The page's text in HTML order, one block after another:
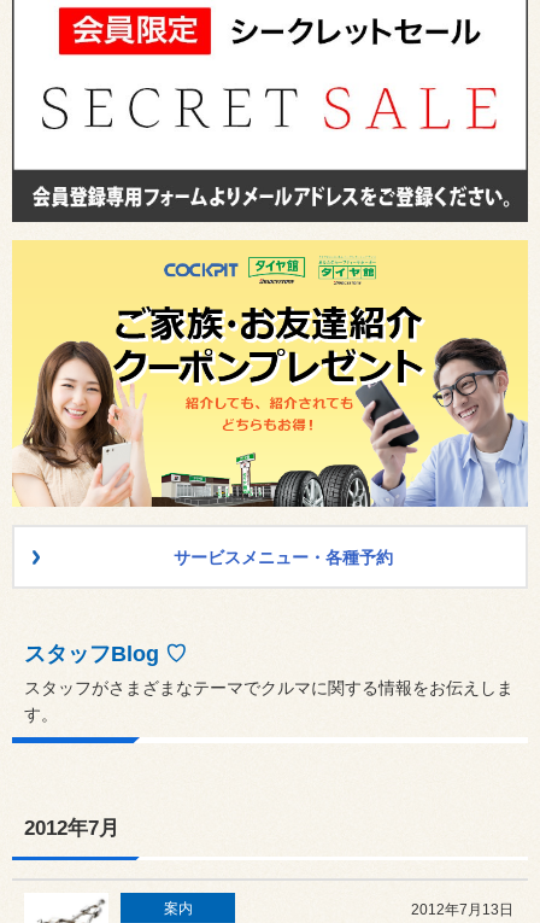
サービスメニュー・各種予約
スタッフBlog ♡
スタッフがさまざまなテーマでクルマに関する情報をお伝えしま
す。
2012年7月
案内 2012年7月13日